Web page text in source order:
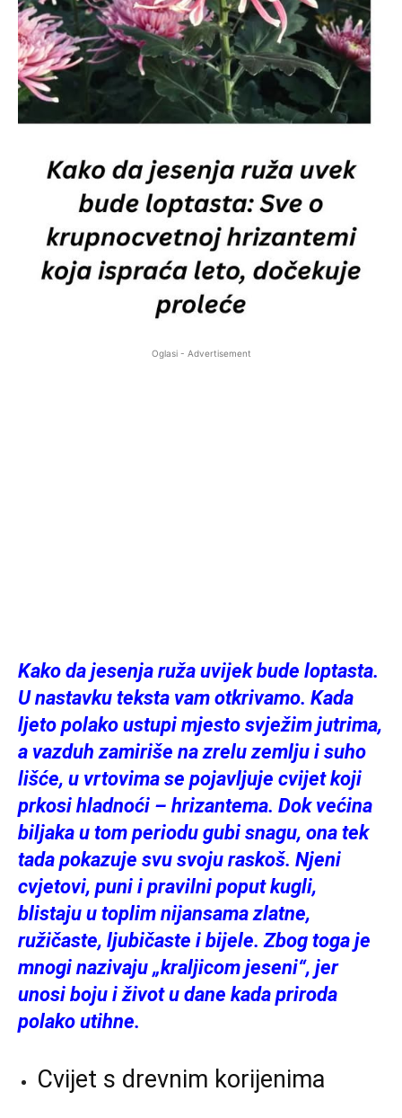
Oglasi - Advertisement
Kako da jesenja ruža uvijek bude loptasta.
U nastavku teksta vam otkrivamo. Kada
ljeto polako ustupi mjesto svježim jutrima,
a vazduh zamiriše na zrelu zemlju i suho
lišće, u vrtovima se pojavljuje cvijet koji
prkosi hladnoći – hrizantema. Dok većina
biljaka u tom periodu gubi snagu, ona tek
tada pokazuje svu svoju raskoš. Njeni
cvjetovi, puni i pravilni poput kugli,
blistaju u toplim nijansama zlatne,
ružičaste, ljubičaste i bijele. Zbog toga je
mnogi nazivaju „kraljicom jeseni“, jer
unosi boju i život u dane kada priroda
polako utihne.
Cvijet s drevnim korijenima